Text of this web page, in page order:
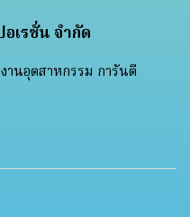
เรชั่น จำกัด
านอุตสาหกรรม การันตี